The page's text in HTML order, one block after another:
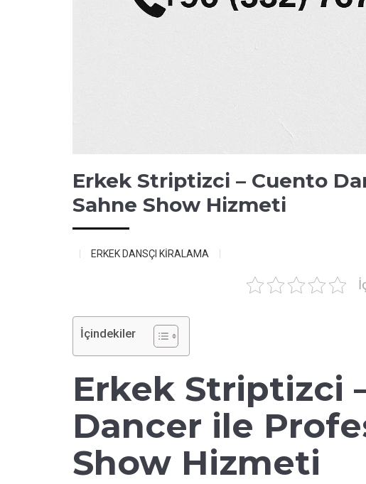
Erkek Striptizci – Cuento
Sahne Show Hizmeti
ERKEK DANSÇI KİRALAMA
İçindekiler
Erkek Striptizci
Dancer ile
Show Hizmeti